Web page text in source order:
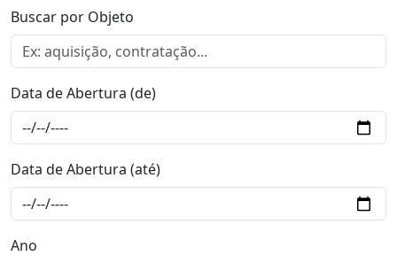
Buscar por Objeto
Data de Abertura (de)
Data de Abertura (até)
Ano